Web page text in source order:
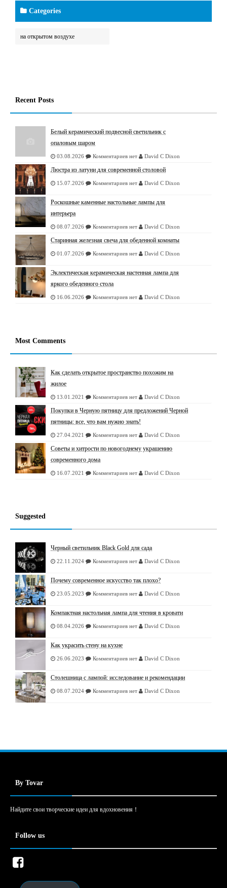
Categories
на открытом воздухе
Recent Posts
Белый керамический подвесной светильник с
опаловым шаром
03.08.2026 Комментариев нет David C Dixon
Люстрa из латуни для современной столовой
15.07.2026 Комментариев нет David C Dixon
Роскошные каменные настольные лампы для
интерьера
08.07.2026 Комментариев нет David C Dixon
Старинная железная свеча для обеденной комнаты
01.07.2026 Комментариев нет David C Dixon
Эклектическая керамическая настенная лампа для
яркого обеденного стола
16.06.2026 Комментариев нет David C Dixon
Most Comments
Как сделать открытое пространство похожим на
жилое
13.01.2021 Комментариев нет David C Dixon
Покупки в Черную пятницу для предложений Черной
пятницы: все, что вам нужно знать!
27.04.2021 Комментариев нет David C Dixon
Советы и хитрости по новогоднему украшению
современного дома
16.07.2021 Комментариев нет David C Dixon
Suggested
Черный светильник Black Gold для сада
22.11.2024 Комментариев нет David C Dixon
Почему современное искусство так плохо?
23.05.2023 Комментариев нет David C Dixon
Компактная настольная лампа для чтения в кровати
08.04.2026 Комментариев нет David C Dixon
Как украсить стену на кухне
26.06.2023 Комментариев нет David C Dixon
Столешница с лампой: исследование и рекомендации
08.07.2024 Комментариев нет David C Dixon
By Tovar
Найдите свои творческие идеи для вдохновения！
Follow us